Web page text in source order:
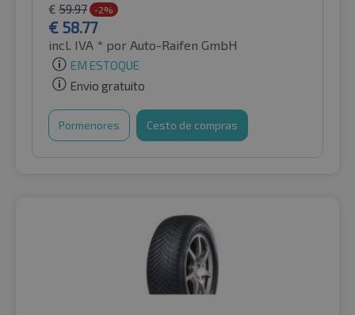
€ 59.97 -2%
€ 58.77
incl. IVA * por Auto-Raifen GmbH
EM ESTOQUE
Envio gratuito
Pormenores Cesto de compras